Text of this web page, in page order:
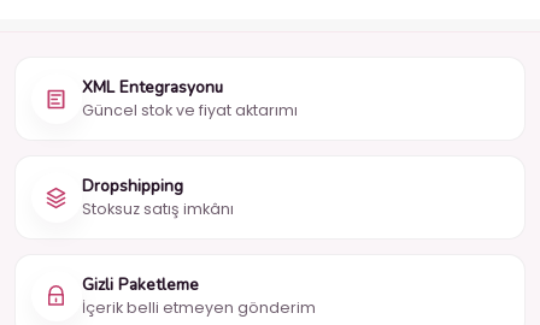
XML Entegrasyonu
Güncel stok ve fiyat aktarımı
Dropshipping
Stoksuz satış imkânı
Gizli Paketleme
İçerik belli etmeyen gönderim